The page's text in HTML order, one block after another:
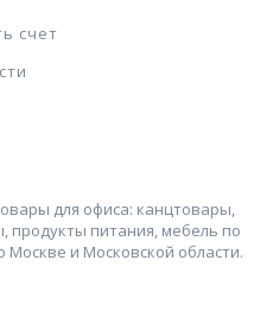
счет
для офиса: канцтовары,
продукты питания, мебель по
и Московской области.